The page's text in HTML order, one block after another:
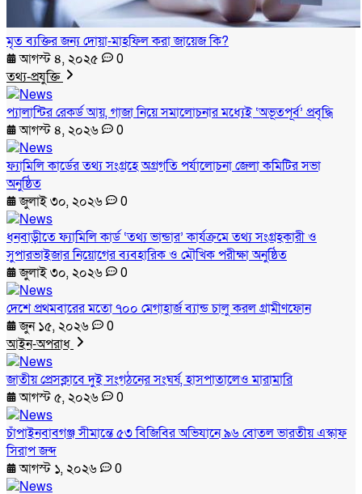
মৃত ব্যক্তির জন্য দোয়া-মাহফিল করা জায়েজ কি?
আগস্ট ৪, ২০২৫
0
তথ্য-প্রযুক্তি
প্যালান্টির রেকর্ড আয়, গাজা নিয়ে সমালোচনার মধ্যেই ‘অভূতপূর্ব’ প্রবৃদ্ধি
আগস্ট ৪, ২০২৬
0
ফ্যামিলি কার্ডের তথ্য সংগ্রহে অগ্রগতি পর্যালোচনা জেলা কমিটির সভা
অনুষ্ঠিত
জুলাই ৩০, ২০২৬
0
ধনবাড়ীতে ফ্যামিলি কার্ড ‘তথ্য ভান্ডার’ কার্যক্রমে তথ্য সংগ্রহকারী ও
সুপারভাইজার নিয়োগের ব্যবহারিক ও মৌখিক পরীক্ষা অনুষ্ঠিত
জুলাই ৩০, ২০২৬
0
দেশে প্রথমবারের মতো ৭০০ মেগাহার্জ ব্যান্ড চালু করল গ্রামীণফোন
জুন ১৫, ২০২৬
0
আইন-অপরাধ
জাতীয় প্রেসক্লাবে দুই সংগঠনের সংঘর্ষ, হাসপাতালেও মারামারি
আগস্ট ৫, ২০২৬
0
চাঁপাইনবাবগঞ্জ সীমান্তে ৫৩ বিজিবির অভিযানে ৯৬ বোতল ভারতীয় এস্কাফ
সিরাপ জব্দ
আগস্ট ১, ২০২৬
0